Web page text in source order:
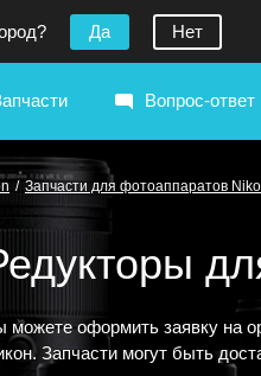
Да Нет
Вопрос-ответ
/ Запчасти для фотоаппаратов
можете оформить заявку на
Запчасти могут быть